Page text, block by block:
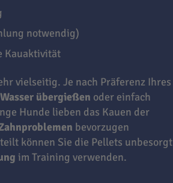
notwendig)
Kauaktivität
vielseitig. Je nach Präferenz Ihres
übergießen oder einfach
Hunde lieben das Kauen der
bevorzugen
können Sie die Pellets unbesorgt
im Training verwenden.